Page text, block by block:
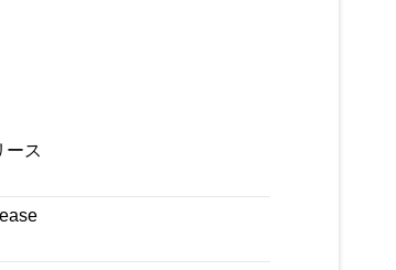
ース